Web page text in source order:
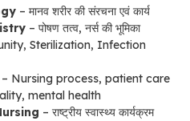
– मानव शरीर की संरचना एवं कार्य
– पोषण तत्व, नर्स की भूमिका
Sterilization, Infection
– Nursing process, patient care
mental health
– राष्ट्रीय स्वास्थ्य कार्यक्रम